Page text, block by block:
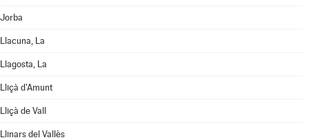
Jorba
Llacuna, La
Llagosta, La
Lliçà d'Amunt
Lliçà de Vall
Llinars del Vallès